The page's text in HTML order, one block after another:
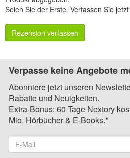
Seien Sie der Erste. Verfassen Sie
Rezension verfassen
Verpasse keine Angebote
Abonniere jetzt unseren
Rabatte und Neuigkeiten.
Extra-Bonus: 60 Tage Nextory
Mio. Hörbücher & E-Books.*